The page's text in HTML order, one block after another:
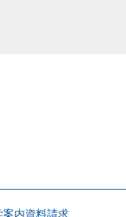
案内資料請求